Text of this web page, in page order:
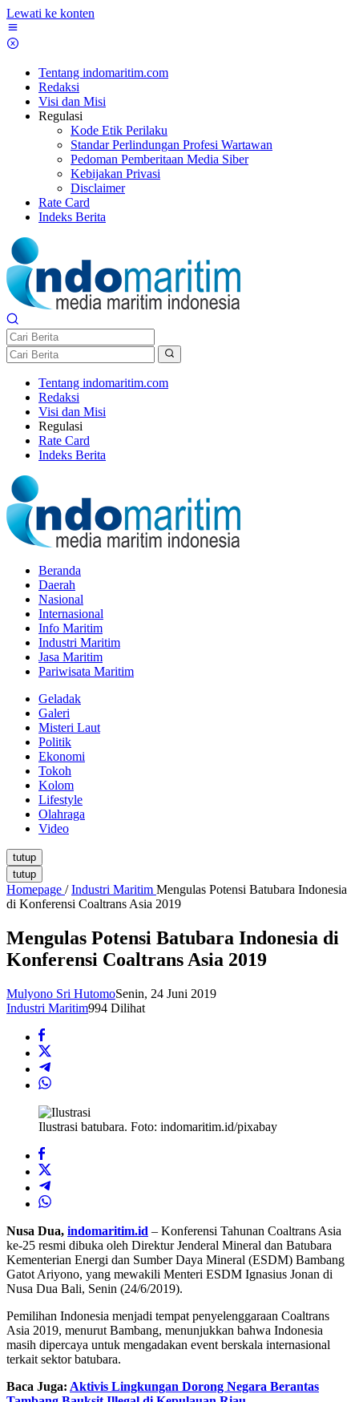
Lewati ke konten
Tentang indomaritim.com
Redaksi
Visi dan Misi
Regulasi
Kode Etik Perilaku
Standar Perlindungan Profesi Wartawan
Pedoman Pemberitaan Media Siber
Kebijakan Privasi
Disclaimer
Rate Card
Indeks Berita
Tentang indomaritim.com
Redaksi
Visi dan Misi
Regulasi
Rate Card
Indeks Berita
Beranda
Daerah
Nasional
Internasional
Info Maritim
Industri Maritim
Jasa Maritim
Pariwisata Maritim
Geladak
Galeri
Misteri Laut
Politik
Ekonomi
Tokoh
Kolom
Lifestyle
Olahraga
Video
tutup
tutup
Homepage / Industri Maritim Mengulas Potensi Batubara Indonesia
di Konferensi Coaltrans Asia 2019
Mengulas Potensi Batubara Indonesia di
Konferensi Coaltrans Asia 2019
Mulyono Sri HutomoSenin, 24 Juni 2019
Industri Maritim994 Dilihat
Ilustrasi batubara. Foto: indomaritim.id/pixabay
Nusa Dua, indomaritim.id – Konferensi Tahunan Coaltrans Asia
ke-25 resmi dibuka oleh Direktur Jenderal Mineral dan Batubara
Kementerian Energi dan Sumber Daya Mineral (ESDM) Bambang
Gatot Ariyono, yang mewakili Menteri ESDM Ignasius Jonan di
Nusa Dua Bali, Senin (24/6/2019).
Pemilihan Indonesia menjadi tempat penyelenggaraan Coaltrans
Asia 2019, menurut Bambang, menunjukkan bahwa Indonesia
masih dipercaya untuk mengadakan event berskala internasional
terkait sektor batubara.
Baca Juga: Aktivis Lingkungan Dorong Negara Berantas